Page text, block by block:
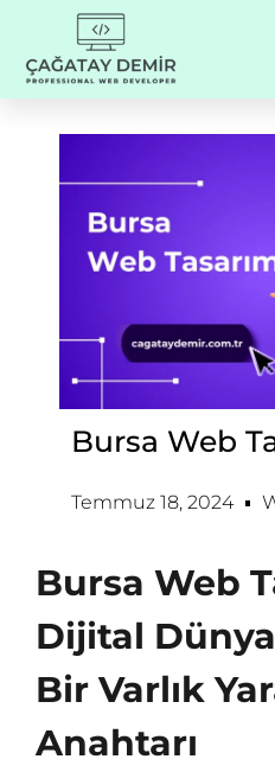
Bursa Web
Temmuz 18, 2024
Bursa Web
Dijital
Bir Varlık
Anahtarı